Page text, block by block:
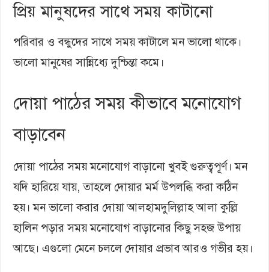
প্রিয় মানুষদের সাথে সময় কাটানো
পরিবার ও বন্ধুদের সাথে সময় কাটালে মন ভালো থাকে।
ভালো মানুষের সান্নিধ্যে দুশ্চিন্তা কমে।
দোয়া পাঠের সময় কীভাবে মনোযোগ
বাড়াবেন
দোয়া পাঠের সময় মনোযোগ বাড়ানো খুবই গুরুত্বপূর্ণ। মন
যদি হারিয়ে যায়, তাহলে দোয়ার মর্ম উপলব্ধি করা কঠিন
হয়। মন ভালো করার দোয়া আলহামদুলিল্লাহ আলা কুল্লি
হালিন পড়ার সময় মনোযোগ বাড়ানোর কিছু সহজ উপায়
আছে। এগুলো মেনে চললে দোয়ার প্রভাব আরও গভীর হয়।